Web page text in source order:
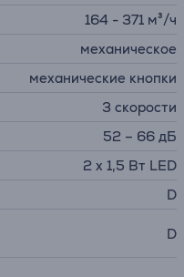
164 - 371 м³/ч
механическое
механические кнопки
3 скорости
52 – 66 дБ
2 x 1,5 Вт LED
D
D